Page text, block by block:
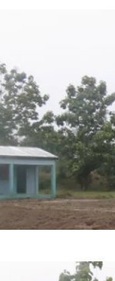
BILD ANZEIGEN